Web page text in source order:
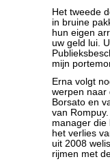
Het tweede
in bruine
hun eigen
uw geld lui.
mijn
Erna volgt
werpen naar
Borsato en
van
manager die
het verlies
uit 2008
rijmen met